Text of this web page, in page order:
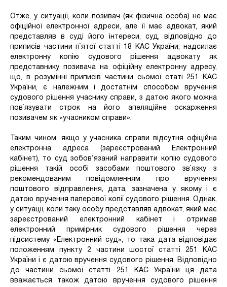
Отже, у ситуації, коли позивач (як фізична особа) не має
офіційної електронної адреси, але її має адвокат, який
представляв в суді його інтереси, суд, відповідно до
приписів частини п`ятої статті 18 КАС України, надсилає
електронну копію судового рішення адвокату як
представнику позивача на офіційну електронну адресу,
що, в розумінні приписів частини сьомої статі 251 КАС
України, є належним і достатнім способом вручення
судового рішення учаснику справи, з датою якого можна
пов`язувати строк на його апеляційне оскарження
позивачем як «учасником справи».
Таким чином, якщо у учасника справи відсутня офіційна
електронна адреса (зареєстрований Електронний
кабінет), то суд зобов’язаний направити копію судового
рішення такій особі засобами поштового зв`язку з
рекомендованим повідомленням про вручення
поштового відправлення, дата, зазначена у якому і є
датою вручення паперової копії судового рішення. Однак,
у ситуації, коли таку особу представляв адвокат, який має
зареєстрований електронний кабінет і отримав
електронний примірник судового рішення через
підсистему «Електронний суд», то така дата відповідає
положенням пункту 2 частини шостої статті 251 КАС
України і є датою вручення судового рішення. Відповідно
до частини сьомої статті 251 КАС України ця дата
вважається також датою вручення судового рішення